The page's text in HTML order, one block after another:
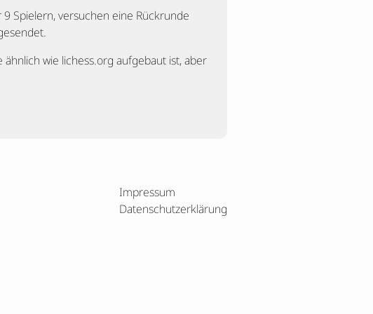
Spielern, versuchen eine Rückrunde
ähnlich wie lichess.org aufgebaut ist, aber
Impressum
Datenschutzerklärung